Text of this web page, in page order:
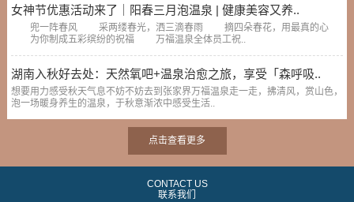
女神节优惠活动来了｜阳春三月泡温泉 | 健康美容又养..
兜一阵春风 采两缕春光，洒三滴春雨 摘四朵春花，用最真的心
为你制成五彩缤纷的祝福 万福温泉全体员工祝..
湖南入秋好去处：天然氧吧+温泉治愈之旅，享受「森呼吸..
想要用力感受秋天气息不妨不妨去到张家界万福温泉走一走，拂清风，赏山色，
泡一场暖身养生的温泉，于秋意渐浓中感受生活..
点击查看更多
CONTACT US
联系我们